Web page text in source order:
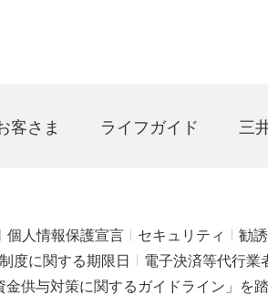
客さま ライフガイド 三
個人情報保護宣言 セキュリティ 勧
度に関する期限日
電子決済等代行業
金供与対策に関するガイドライン」を